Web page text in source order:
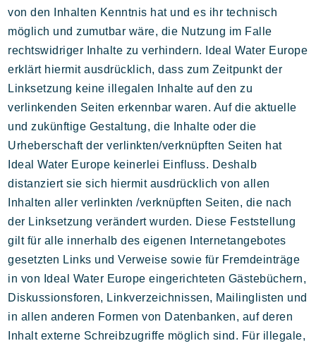
von den Inhalten Kenntnis hat und es ihr technisch
möglich und zumutbar wäre, die Nutzung im Falle
rechtswidriger Inhalte zu verhindern. Ideal Water Europe
erklärt hiermit ausdrücklich, dass zum Zeitpunkt der
Linksetzung keine illegalen Inhalte auf den zu
verlinkenden Seiten erkennbar waren. Auf die aktuelle
und zukünftige Gestaltung, die Inhalte oder die
Urheberschaft der verlinkten/verknüpften Seiten hat
Ideal Water Europe keinerlei Einfluss. Deshalb
distanziert sie sich hiermit ausdrücklich von allen
Inhalten aller verlinkten /verknüpften Seiten, die nach
der Linksetzung verändert wurden. Diese Feststellung
gilt für alle innerhalb des eigenen Internetangebotes
gesetzten Links und Verweise sowie für Fremdeinträge
in von Ideal Water Europe eingerichteten Gästebüchern,
Diskussionsforen, Linkverzeichnissen, Mailinglisten und
in allen anderen Formen von Datenbanken, auf deren
Inhalt externe Schreibzugriffe möglich sind. Für illegale,